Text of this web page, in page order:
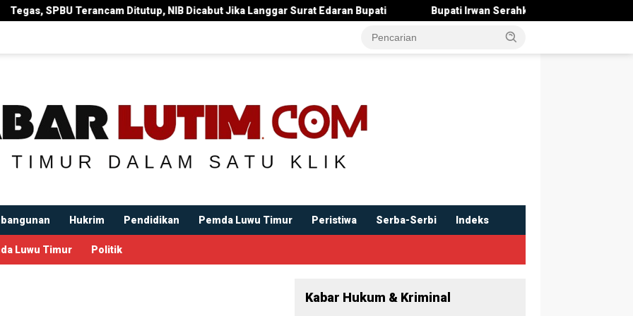
NIB Dicabut Jika Langgar Surat Edaran Bupati Bupati Irwan Serahkan Rancangan KUA-PPAS 2027 , Pendapatan
Hukrim Pendidikan Pemda Luwu Timur Peristiwa Serba-Serbi Indeks
Luwu Timur Politik
Kabar Hukum & Kriminal